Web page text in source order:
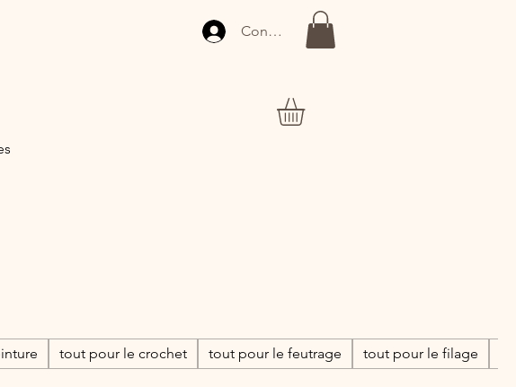
Connexion
tout pour le crochet tout pour le feutrage tout pour le filage